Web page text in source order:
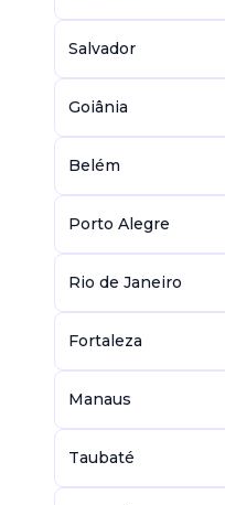
Salvador
Goiânia
Belém
Porto Alegre
Rio de Janeiro
Fortaleza
Manaus
Taubaté